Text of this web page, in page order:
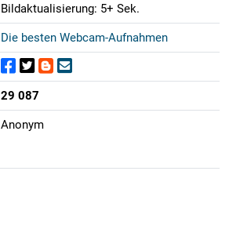
Bildaktualisierung: 5+ Sek.
Die besten Webcam-Aufnahmen
29 087
Anonym